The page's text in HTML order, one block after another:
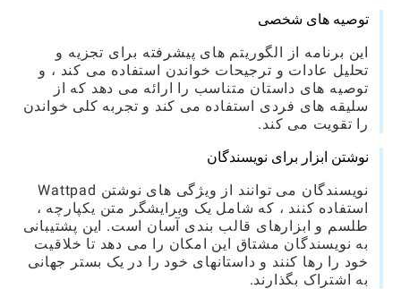
توصیه های شخصی
این برنامه از الگوریتم های پیشرفته برای تجزیه و
تحلیل عادات و ترجیحات خواندن استفاده می کند ، و
توصیه های داستان متناسب را ارائه می دهد که از
سلیقه های فردی استفاده می کند و تجربه کلی خواندن
را تقویت می کند.
نوشتن ابزار برای نویسندگان
نویسندگان می توانند از ویژگی های نوشتن Wattpad
استفاده کنند ، که شامل یک ویرایشگر متن یکپارچه ،
طلسم و ابزارهای قالب بندی آسان است. این پشتیبانی
به نویسندگان مشتاق این امکان را می دهد تا خلاقیت
خود را رها کنند و داستانهای خود را در یک بستر جهانی
به اشتراک بگذارند.